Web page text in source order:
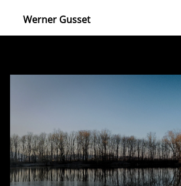
Werner Gusset